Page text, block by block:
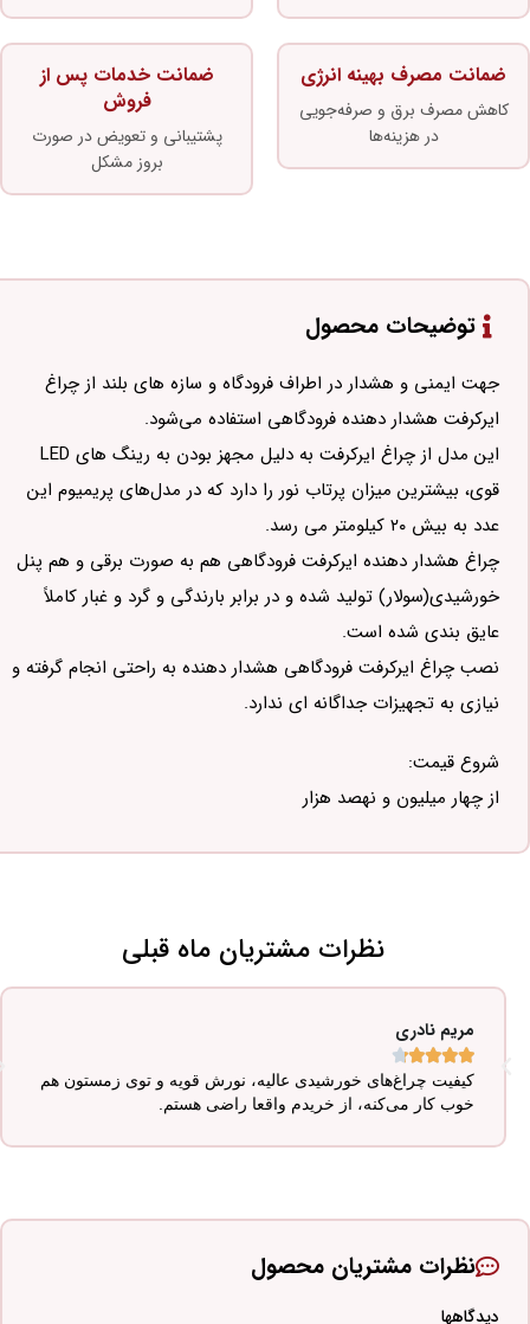
ضمانت مصرف بهینه انرژی
کاهش مصرف برق و صرفه‌جویی
در هزینه‌ها
ضمانت خدمات پس از
فروش
پشتیبانی و تعویض در صورت
بروز مشکل
توضیحات محصول
جهت ایمنی و هشدار در اطراف فرودگاه و سازه های بلند از چراغ
ایرکرفت هشدار دهنده فرودگاهی استفاده می‌شود.
این مدل از چراغ ایرکرفت به دلیل مجهز بودن به رینگ های LED
قوی، بیشترین میزان پرتاب نور را دارد که در مدل‌های پریمیوم این
عدد به بیش ۲۰ کیلومتر می رسد.
چراغ هشدار دهنده ایرکرفت فرودگاهی هم به صورت برقی و هم پنل
خورشیدی(سولار) تولید شده و در برابر بارندگی و گرد و غبار کاملاً
عایق بندی شده است.
نصب چراغ ایرکرفت فرودگاهی هشدار دهنده به راحتی انجام گرفته و
نیازی به تجهیزات جداگانه ای ندارد.
شروع قیمت:
از چهار میلیون و نهصد هزار
نظرات مشتریان ماه قبلی
مریم نادری





کیفیت چراغ‌های خورشیدی عالیه، نورش قویه و توی زمستون هم
خوب کار می‌کنه، از خریدم واقعا راضی هستم.
نظرات مشتریان محصول
دیدگاهها